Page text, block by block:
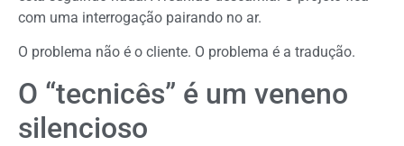
com uma interrogação pairando no ar.
O problema não é o cliente. O problema é a tradução.
O “tecnicês” é um veneno
silencioso